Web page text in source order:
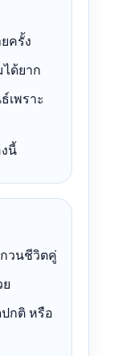
ครั้ง
ด้ยาก
เพราะ
นี้
กวนชีวิตคู่
ย
ปกติ หรือ